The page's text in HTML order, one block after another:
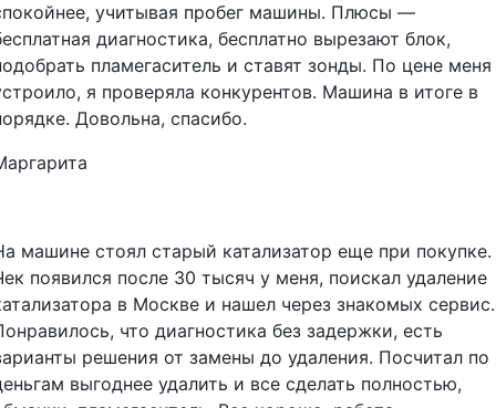
учитывая пробег машины. Плюсы —
диагностика, бесплатно вырезают блок,
пламегаситель и ставят зонды. По цене меня
я проверяла конкурентов. Машина в итоге в
Довольна, спасибо.
машине стоял старый катализатор еще при покупке.
появился после 30 тысяч у меня, поискал удаление
в Москве и нашел через знакомых сервис.
что диагностика без задержки, есть
решения от замены до удаления. Посчитал по
выгоднее удалить и все сделать полностью,